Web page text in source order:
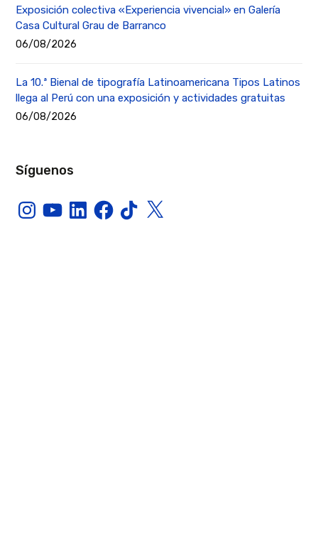
Exposición colectiva «Experiencia vivencial» en Galería
Casa Cultural Grau de Barranco
06/08/2026
La 10.ª Bienal de tipografía Latinoamericana Tipos Latinos
llega al Perú con una exposición y actividades gratuitas
06/08/2026
Síguenos
InstagramYouTubeLinkedInFacebook
TikTokX